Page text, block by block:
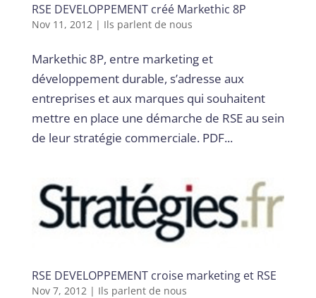
RSE DEVELOPPEMENT créé Markethic 8P
Nov 11, 2012| Ils parlent de nous
Markethic 8P, entre marketing et
développement durable, s’adresse aux
entreprises et aux marques qui souhaitent
mettre en place une démarche de RSE au sein
de leur stratégie commerciale. PDF...
RSE DEVELOPPEMENT croise marketing et RSE
Nov 7, 2012 | Ils parlent de nous